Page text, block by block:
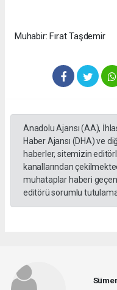
Muhabir: Fırat Taşdemir
Anadolu Ajansı (AA),
Haber Ajansı (DHA) ve
haberler, sitemizin
kanallarından
muhataplar haberi
editörü sorumlu